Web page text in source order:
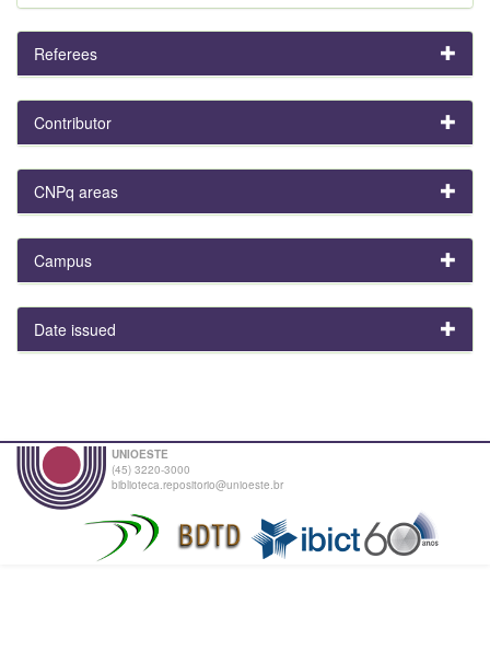
Referees
Contributor
CNPq areas
Campus
Date issued
UNIOESTE
(45) 3220-3000
biblioteca.repositorio@unioeste.br